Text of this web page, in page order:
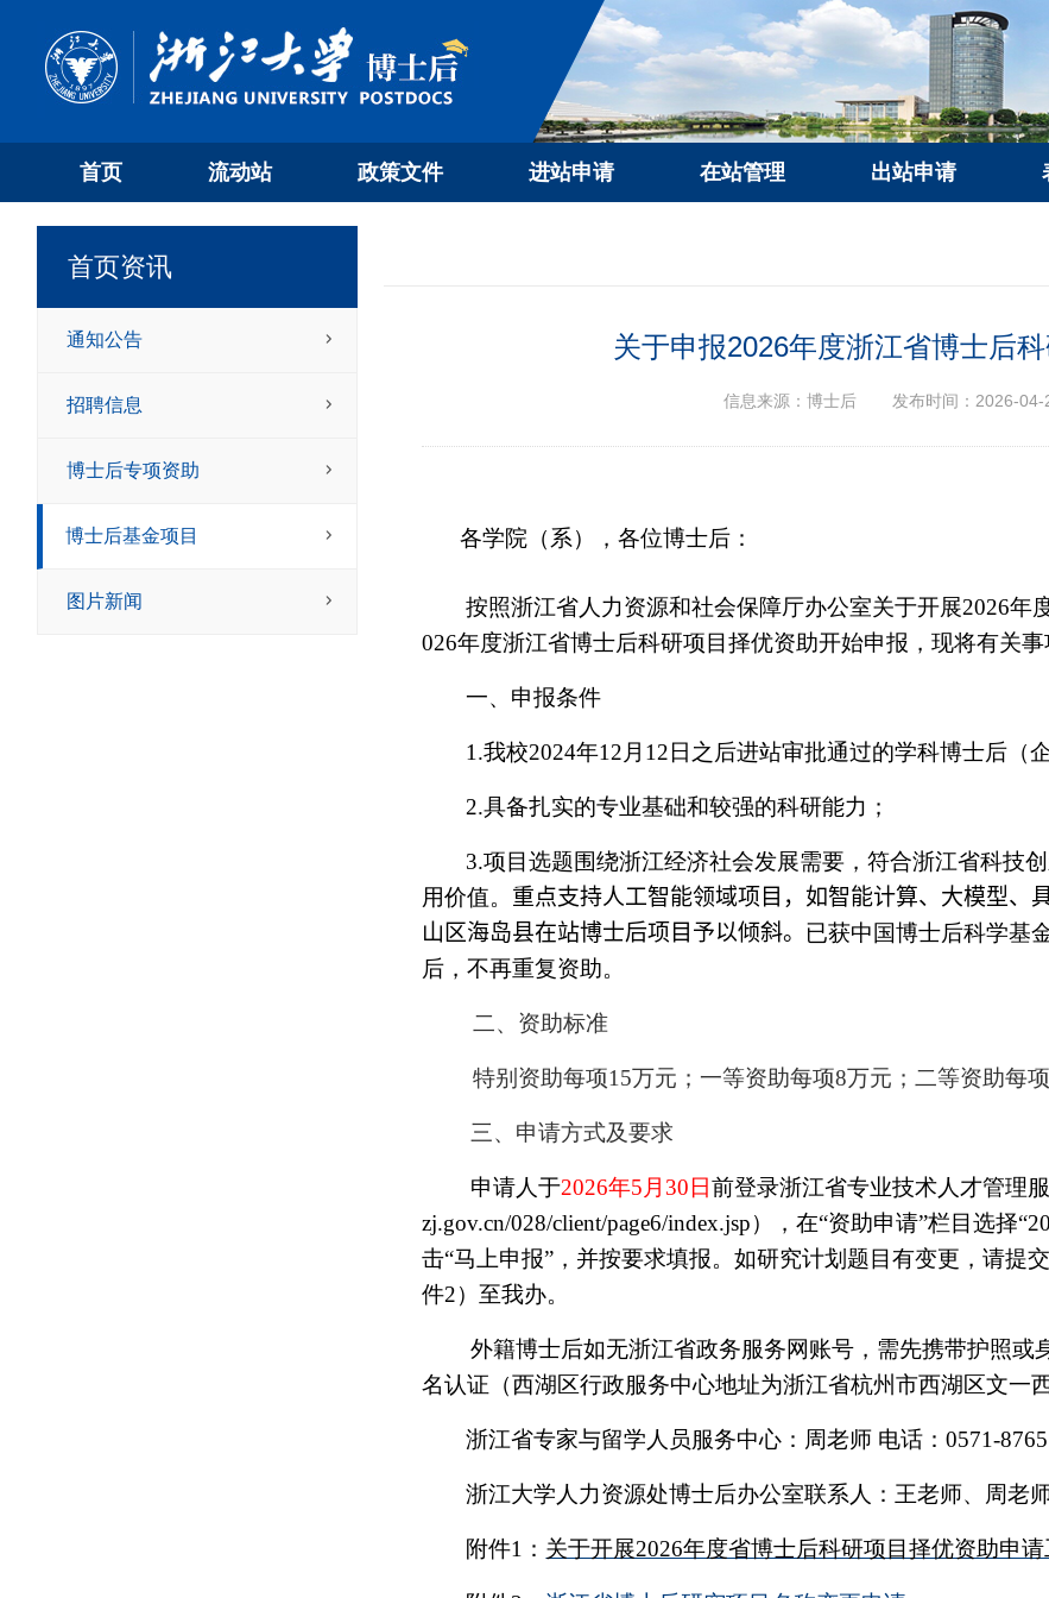
首页 流动站 政策文件 进站申请 在站管理 出站申请
首页资讯
通知公告
招聘信息
博士后专项资助
博士后基金项目
图片新闻
关于申报2026年度浙江省博士后
信息来源：博士后 发布时间：2026-04-
各学院（系），各位博士后：
按照浙江省人力资源和社会保障厅办公室关于开展2026年
026年度浙江省博士后科研项目择优资助开始申报，现将有关事
一、申报条件
1.我校2024年1 2 月 1 2 日之后进站审批通过的学科博士后（
2.具备扎实的专业基础和较强的科研能力；
3.项目选题围绕浙江经济社会发展需要，符合浙江省科技
用价值。 重点支持人工智能领域项目，如智能计算、大模型、
山区海岛县在站博士后项目予以倾斜。 已获中国博士后科学基
后，不再重复资助。
二、资助标准
特别资助每项15万元；一等资助每项8万元；二等资助每项
三、申请方式及要求
申请人于2026年5 月 30 日前登录浙江省专业技术人才管理
zj.gov.cn/028/client/page6/index.jsp），在“资助申请”栏目选择“
击“马上申报”，并按要求填报。 如研究计划题目有变更，请提
件2）至我办。
外籍博士后如无浙江省政务服务网账号，需先携带护照
名认证（西湖区行政服务中心地址为浙江省杭州市西湖区文一
浙江省专家与留学人员服务中心：周老师 电话：0571-
浙江大学人力资源处博士后办公室联系人：王老师、周老
附件1： 关于开展2026年度省博士后科研项目择优资助申